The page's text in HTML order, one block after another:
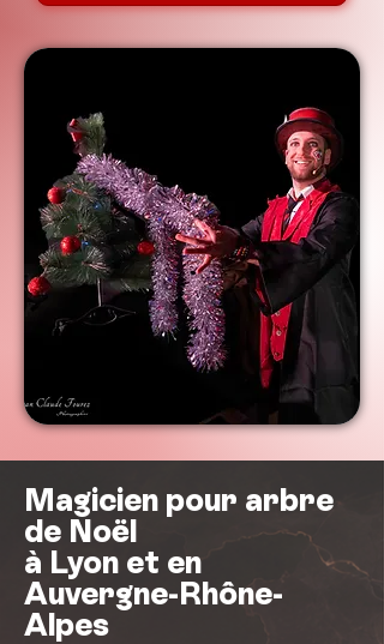
Magicien pour arbre
de Noël
à Lyon et en
Auvergne-Rhône-
Alpes